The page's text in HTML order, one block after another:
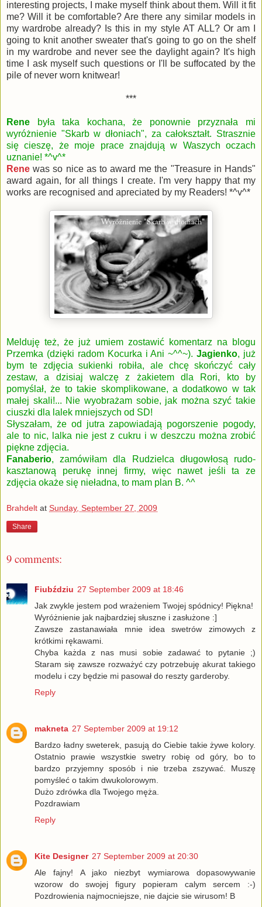
interesting projects, I make myself think about them. Will it fit
me? Will it be comfortable? Are there any similar models in
my wardrobe already? Is this in my style AT ALL? Or am I
going to knit another sweater that's going to go on the shelf
in my wardrobe and never see the daylight again? It's high
time I ask myself such questions or I'll be suffocated by the
pile of never worn knitwear!
***
Rene
była taka kochana, że ponownie przyznała mi
wyróżnienie "Skarb w dłoniach", za całokształt. Strasznie
się cieszę, że moje prace znajdują w Waszych oczach
uznanie! *^v^*
Rene was so nice as to award me the "Treasure in Hands"
award again, for all things I create. I'm very happy that my
works are recognised and apreciated by my Readers! *^v^*
Melduję też, że już umiem zostawić komentarz na blogu
Przemka (dzięki radom Kocurka i Ani ~^^~).Jagienko, już
bym te zdjęcia sukienki robiła, ale chcę skończyć cały
zestaw, a dzisiaj walczę z żakietem dla Rori, kto by
pomyślał, że to takie skomplikowane, a dodatkowo w tak
małej skali!... Nie wyobrażam sobie, jak można szyć takie
ciuszki dla lalek mniejszych od SD!
Słyszałam, że od jutra zapowiadają pogorszenie pogody,
ale to nic, lalka nie jest z cukru i w deszczu można zrobić
piękne zdjęcia.
Fanaberio, zamówiłam dla Rudzielca długowłosą rudo-
kasztanową perukę innej firmy, więc nawet jeśli ta ze
zdjęcia okaże się nieładna, to mam plan B. ^^
Brahdelt at Sunday, September 27, 2009
Share
9 comments:
Fiubździu 27 September 2009 at 18:46
Jak zwykle jestem pod wrażeniem Twojej spódnicy! Piękna!
Wyróżnienie jak najbardziej słuszne i zasłużone :]
Zawsze zastanawiała mnie idea swetrów zimowych z
krótkimi rękawami.
Chyba każda z nas musi sobie zadawać to pytanie ;)
Staram się zawsze rozważyć czy potrzebuję akurat takiego
modelu i czy będzie mi pasował do reszty garderoby.
Reply
makneta 27 September 2009 at 19:12
Bardzo ładny sweterek, pasują do Ciebie takie żywe kolory.
Ostatnio prawie wszystkie swetry robię od góry, bo to
bardzo przyjemny sposób i nie trzeba zszywać. Muszę
pomyśleć o takim dwukolorowym.
Dużo zdrówka dla Twojego męża.
Pozdrawiam
Reply
Kite Designer 27 September 2009 at 20:30
Ale fajny! A jako niezbyt wymiarowa dopasowywanie
wzorow do swojej figury popieram calym sercem :-)
Pozdrowienia najmocniejsze, nie dajcie sie wirusom! B